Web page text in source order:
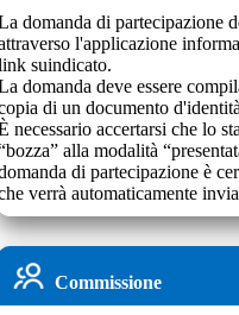
domanda di partecipazione
l'applicazione
suindicato.
domanda deve essere
di un documento
necessario accertarsi che lo
alla modalità
di partecipazione è
verrà automaticamente
Commissione